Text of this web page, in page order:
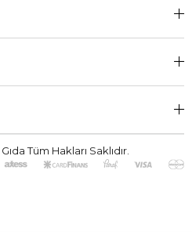
Tüm Hakları Saklıdır.